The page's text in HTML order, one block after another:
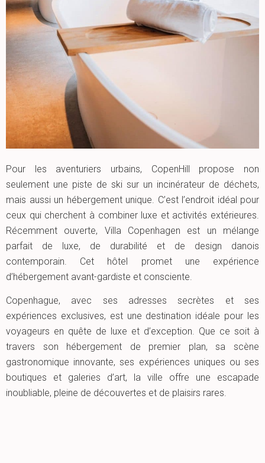
Pour les aventuriers urbains, CopenHill propose non
seulement une piste de ski sur un incinérateur de déchets,
mais aussi un hébergement unique. C’est l’endroit idéal pour
ceux qui cherchent à combiner luxe et activités extérieures.
Récemment ouverte, Villa Copenhagen est un mélange
parfait de luxe, de durabilité et de design danois
contemporain. Cet hôtel promet une expérience
d’hébergement avant-gardiste et consciente.
Copenhague, avec ses adresses secrètes et ses
expériences exclusives, est une destination idéale pour les
voyageurs en quête de luxe et d’exception. Que ce soit à
travers son hébergement de premier plan, sa scène
gastronomique innovante, ses expériences uniques ou ses
boutiques et galeries d’art, la ville offre une escapade
inoubliable, pleine de découvertes et de plaisirs rares.